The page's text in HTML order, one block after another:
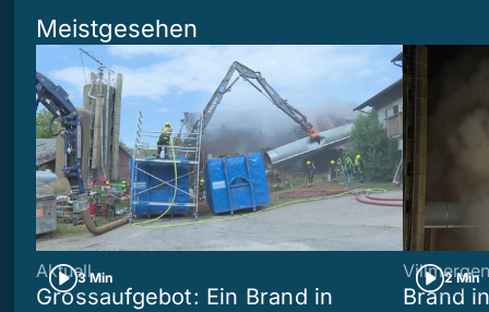
Meistgesehen
3 Min
Aktuell
Grossaufgebot: Ein Brand in
2 Min
Villmergen
Brand